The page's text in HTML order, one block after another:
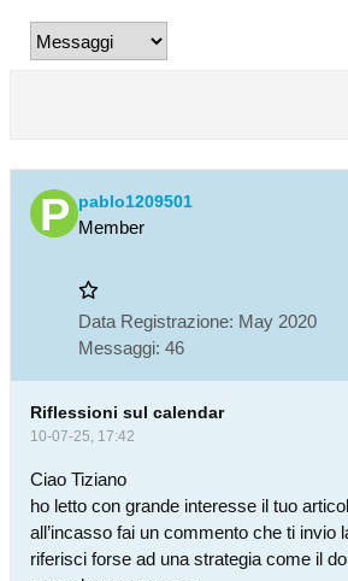
pablo1209501
Member
Data Registrazione: May 2020
Messaggi: 46
Riflessioni sul calendar
10-07-25, 17:42
Ciao Tiziano
ho letto con grande interesse il tuo
all’incasso fai un commento che ti invio
riferisci forse ad una strategia come il